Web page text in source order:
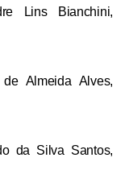
Lins Bianchini,
Almeida Alves,
da Silva Santos,